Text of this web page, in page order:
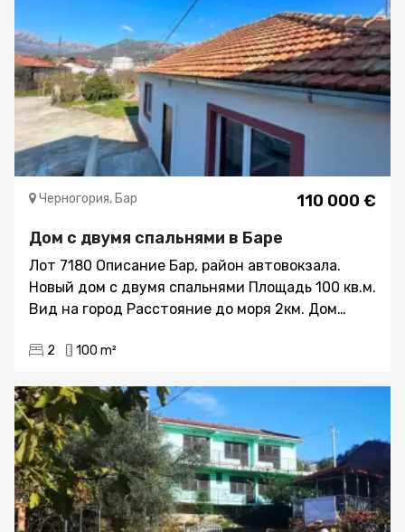
110 000 €
Черногория, Бар
Дом с двумя спальнями в Баре
Лот 7180 Описание Бар, район автовокзала.
Новый дом с двумя спальнями Площадь 100 кв.м.
Вид на город Расстояние до моря 2км. Дом
40 кв.м. Дом расположен на просторной
Это большой двор, принадлежащий трём
строениям. Двор имеет открытые парковочные
места, стоимость которых входит в продажную
стоимость квартир и дома Дом имеет два
собственных парковочных места, стоимость их
входит в цену продажи Дом продаётся в
чистовой отделке, без мебели, по системе
2 100 m²